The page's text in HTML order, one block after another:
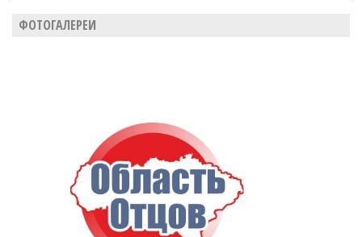
ФОТОГАЛЕРЕИ